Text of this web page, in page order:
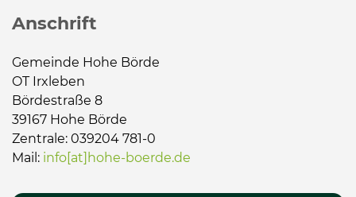
Anschrift
Gemeinde Hohe Börde
OT Irxleben
Bördestraße 8
39167 Hohe Börde
Zentrale: 039204 781-0
Mail: info[at]hohe-boerde.de